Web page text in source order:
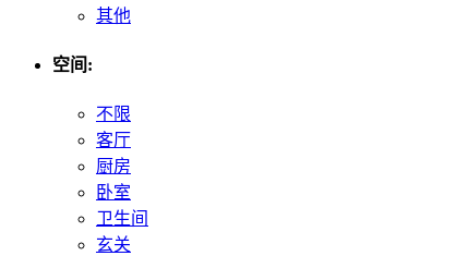
其他
空间:
不限
客厅
厨房
卧室
卫生间
玄关